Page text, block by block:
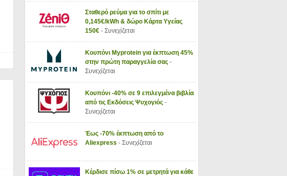
Σταθερό ρεύμα για το σπίτι με
0,145€/kWh & δώρο Κάρτα Υγείας
150€ - Συνεχίζεται
Κουπόνι Myprotein για έκπτωση 45%
στην πρώτη παραγγελία σας -
Συνεχίζεται
Κουπόνι -40% σε 9 επιλεγμένα βιβλία
από τις Εκδόσεις Ψυχογιός -
Συνεχίζεται
Έως -70% έκπτωση από το
Aliexpress - Συνεχίζεται
Κέρδισε πίσω 1% σε μετρητά για κάθε